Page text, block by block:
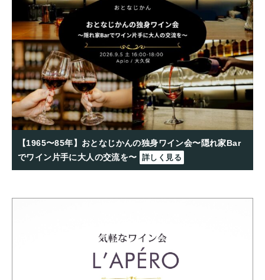
【1965〜85年】おとなじかんの独身ワイン会〜隠れ家Bar
でワイン片手に大人の交流を〜 詳しく見る